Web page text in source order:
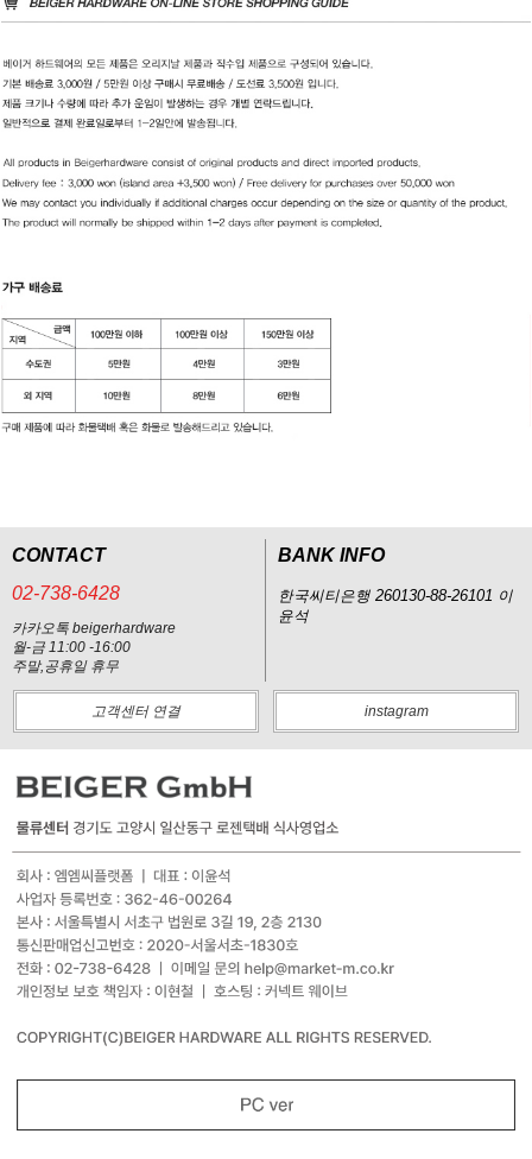
CONTACT
02-738-6428
카카오톡 beigerhardware
월-금 11:00 -16:00
주말,공휴일 휴무
BANK INFO
한국씨티은행 260130-88-26101 이
윤석
고객센터 연결 instagram